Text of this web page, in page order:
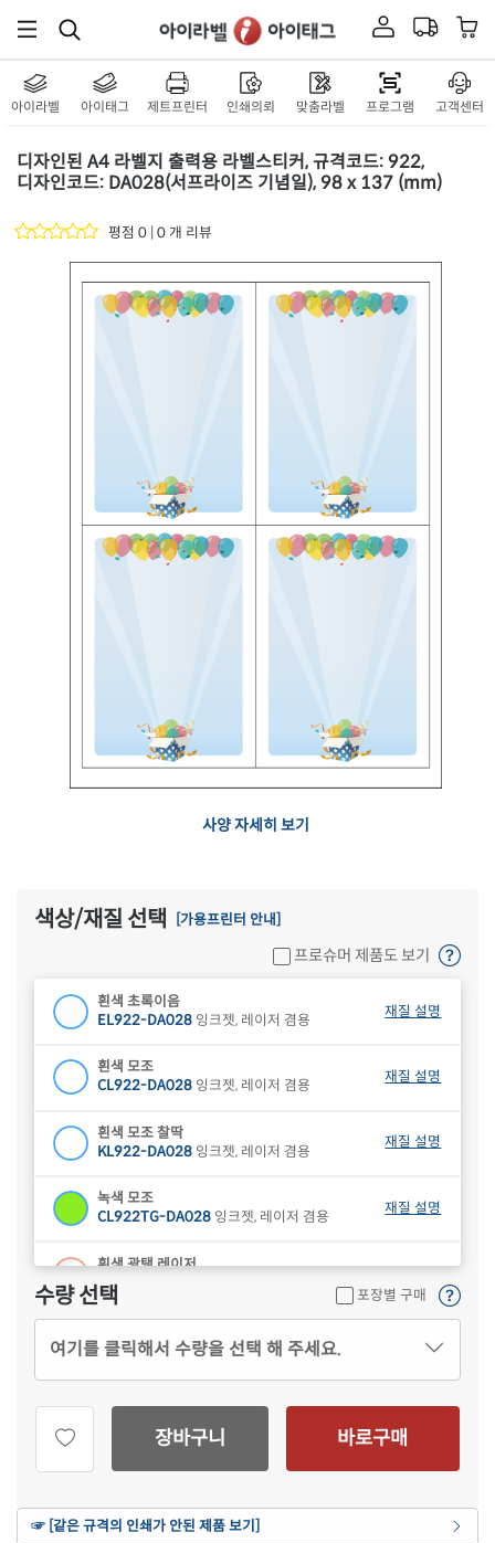
아이라벨 아이태그 제트프린터 인쇄의뢰 맞춤라벨 프로그램 고객센터
디자인된 A4 라벨지 출력용 라벨스티커, 규격코드: 922,
디자인코드: DA028(서프라이즈 기념일), 98 x 137 (mm)
평점 0 | 0 개 리뷰
사양 자세히 보기
색상/재질 선택 [가용프린터 안내]
프로슈머 제품도 보기
흰색 초록이음
EL922-DA028 잉크젯, 레이저 겸용
재질 설명
흰색 모조
CL922-DA028 잉크젯, 레이저 겸용
재질 설명
흰색 모조 찰딱
KL922-DA028 잉크젯, 레이저 겸용
재질 설명
녹색 모조
CL922TG-DA028 잉크젯, 레이저 겸용
재질 설명
흰색 광택 레이저
CL922LG-DA028
재질 설명
CL922WP-DA028레이저 전용
재질 설명
CL922MP-DA028
레이저 전용
재질 설명
재질 설명
수량 선택 포장별 구매
여기를 클릭해서 수량을 선택 해 주세요.
장바구니 바로구매
☞ [같은 규격의 인쇄가 안된 제품 보기]